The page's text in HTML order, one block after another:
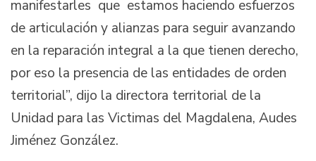
manifestarles que estamos haciendo esfuerzos
de articulación y alianzas para seguir avanzando
en la reparación integral a la que tienen derecho,
por eso la presencia de las entidades de orden
territorial”, dijo la directora territorial de la
Unidad para las Victimas del Magdalena, Audes
Jiménez González.